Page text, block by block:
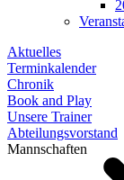
Aktuelles
Terminkalender
Chronik
Book and Play
Unsere Trainer
Abteilungsvorstand
Mannschaften